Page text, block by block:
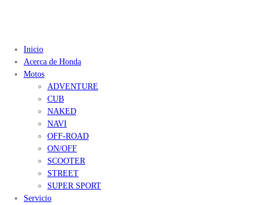
Inicio
Acerca de Honda
Motos
ADVENTURE
CUB
NAKED
NAVI
OFF-ROAD
ON/OFF
SCOOTER
STREET
SUPER SPORT
Servicio